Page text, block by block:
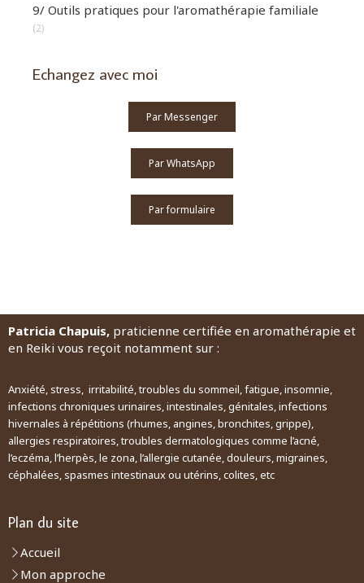
9/ Outils pratiques pour l'aromathérapie familiale
(2)
Echangez avec moi
Par Messenger
Par WhatsApp
Par formulaire
Patricia Chapuis, praticienne certifiée en aromathérapie et
en Reiki vous reçoit notamment sur :
Anxiété, stress, irritabilité, troubles du sommeil, fatigue, insomnie,
infections chroniques urinaires, intestinales, génitales, infections
hivernales à répétitions (rhumes, angines, bronchites, grippe),
allergies respiratoires, troubles dermatologiques comme l’acné,
l’eczéma, l’herpès, le zona, l’allergie cutanée, douleurs, migraines,
céphalées, spasmes intestinaux ou utérins, colites, etc
Plan du site
Accueil
Mon approche